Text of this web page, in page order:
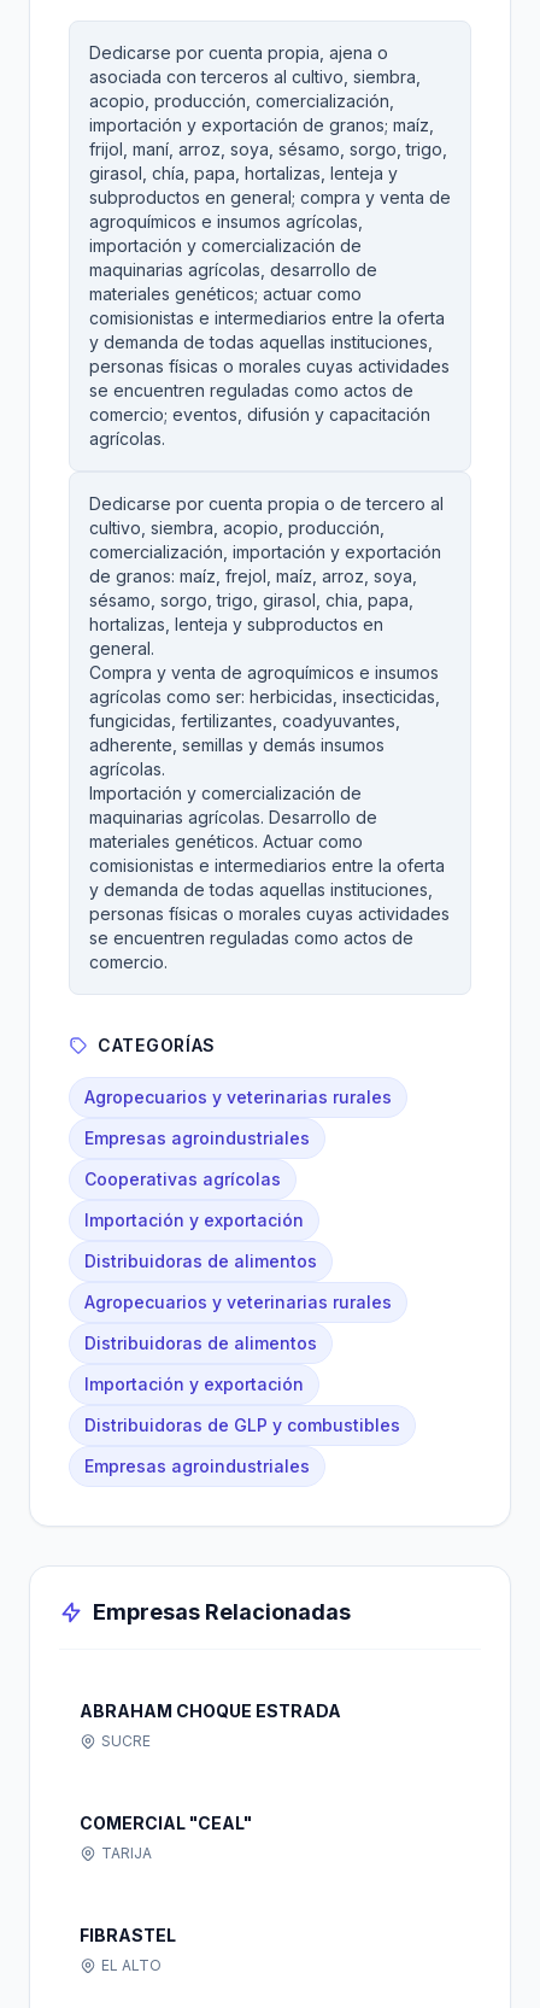
Dedicarse por cuenta propia, ajena o
asociada con terceros al cultivo, siembra,
acopio, producción, comercialización,
importación y exportación de granos; maíz,
frijol, maní, arroz, soya, sésamo, sorgo, trigo,
girasol, chía, papa, hortalizas, lenteja y
subproductos en general; compra y venta de
agroquímicos e insumos agrícolas,
importación y comercialización de
maquinarias agrícolas, desarrollo de
materiales genéticos; actuar como
comisionistas e intermediarios entre la oferta
y demanda de todas aquellas instituciones,
personas físicas o morales cuyas actividades
se encuentren reguladas como actos de
comercio; eventos, difusión y capacitación
agrícolas.
Dedicarse por cuenta propia o de tercero al
cultivo, siembra, acopio, producción,
comercialización, importación y exportación
de granos: maíz, frejol, maíz, arroz, soya,
sésamo, sorgo, trigo, girasol, chia, papa,
hortalizas, lenteja y subproductos en
general.
Compra y venta de agroquímicos e insumos
agrícolas como ser: herbicidas, insecticidas,
fungicidas, fertilizantes, coadyuvantes,
adherente, semillas y demás insumos
agrícolas.
Importación y comercialización de
maquinarias agrícolas. Desarrollo de
materiales genéticos. Actuar como
comisionistas e intermediarios entre la oferta
y demanda de todas aquellas instituciones,
personas físicas o morales cuyas actividades
se encuentren reguladas como actos de
comercio.
CATEGORÍAS
Agropecuarios y veterinarias rurales
Empresas agroindustriales
Cooperativas agrícolas
Importación y exportación
Distribuidoras de alimentos
Agropecuarios y veterinarias rurales
Distribuidoras de alimentos
Importación y exportación
Distribuidoras de GLP y combustibles
Empresas agroindustriales
Empresas Relacionadas
ABRAHAM CHOQUE ESTRADA
SUCRE
COMERCIAL "CEAL"
TARIJA
FIBRASTEL
EL ALTO